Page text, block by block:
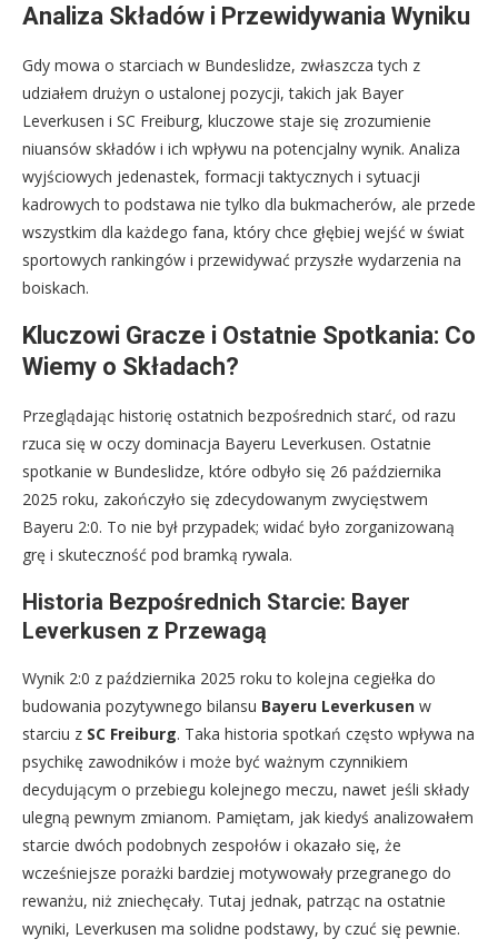
Analiza Składów i Przewidywania Wyniku
Gdy mowa o starciach w Bundeslidze, zwłaszcza tych z
udziałem drużyn o ustalonej pozycji, takich jak Bayer
Leverkusen i SC Freiburg, kluczowe staje się zrozumienie
niuansów składów i ich wpływu na potencjalny wynik. Analiza
wyjściowych jedenastek, formacji taktycznych i sytuacji
kadrowych to podstawa nie tylko dla bukmacherów, ale przede
wszystkim dla każdego fana, który chce głębiej wejść w świat
sportowych rankingów i przewidywać przyszłe wydarzenia na
boiskach.
Kluczowi Gracze i Ostatnie Spotkania: Co
Wiemy o Składach?
Przeglądając historię ostatnich bezpośrednich starć, od razu
rzuca się w oczy dominacja Bayeru Leverkusen. Ostatnie
spotkanie w Bundeslidze, które odbyło się 26 października
2025 roku, zakończyło się zdecydowanym zwycięstwem
Bayeru 2:0. To nie był przypadek; widać było zorganizowaną
grę i skuteczność pod bramką rywala.
Historia Bezpośrednich Starcie: Bayer
Leverkusen z Przewagą
Wynik 2:0 z października 2025 roku to kolejna cegiełka do
budowania pozytywnego bilansu Bayeru Leverkusen w
starciu z SC Freiburg. Taka historia spotkań często wpływa na
psychikę zawodników i może być ważnym czynnikiem
decydującym o przebiegu kolejnego meczu, nawet jeśli składy
ulegną pewnym zmianom. Pamiętam, jak kiedyś analizowałem
starcie dwóch podobnych zespołów i okazało się, że
wcześniejsze porażki bardziej motywowały przegranego do
rewanżu, niż zniechęcały. Tutaj jednak, patrząc na ostatnie
wyniki, Leverkusen ma solidne podstawy, by czuć się pewnie.